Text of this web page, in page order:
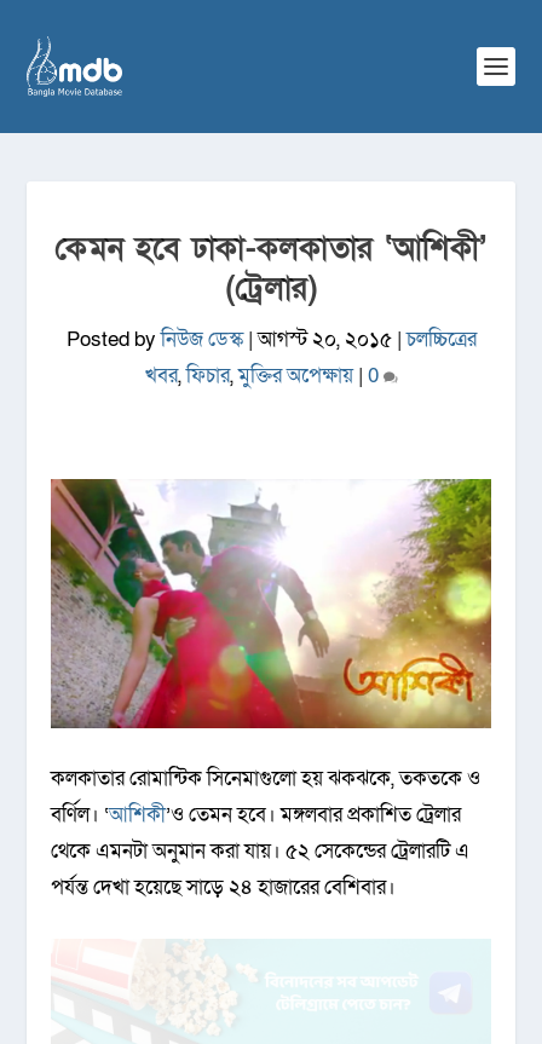
কেমন হবে ঢাকা-কলকাতার ‘আশিকী’
(ট্রেলার)
Posted byনিউজ ডেস্ক|আগস্ট ২০, ২০১৫|চলচ্চিত্রের
খবর,ফিচার,মুক্তির অপেক্ষায়| 0
কলকাতার রোমান্টিক সিনেমাগুলো হয় ঝকঝকে, তকতকে ও
বর্ণিল। ‘আশিকী’ও তেমন হবে। মঙ্গলবার প্রকাশিত ট্রেলার
থেকে এমনটা অনুমান করা যায়। ৫২ সেকেন্ডের ট্রেলারটি এ
পর্যন্ত দেখা হয়েছে সাড়ে ২৪ হাজারের বেশিবার।